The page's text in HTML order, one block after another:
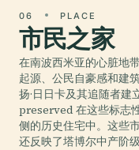
06 PLACE
市民之家
在南波西米亚的心脏地
起源、公民自豪感和建
扬·日日卡及其追随者建
preserved 在这些标志
侧的历史住宅中。这些
还反映了塔博尔中产阶级